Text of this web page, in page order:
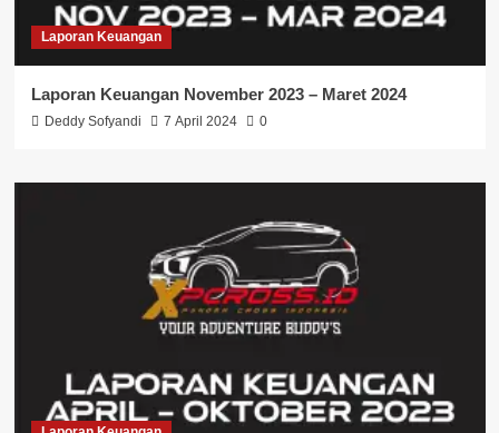
Laporan Keuangan
Laporan Keuangan November 2023 – Maret 2024
Deddy Sofyandi 7 April 2024 0